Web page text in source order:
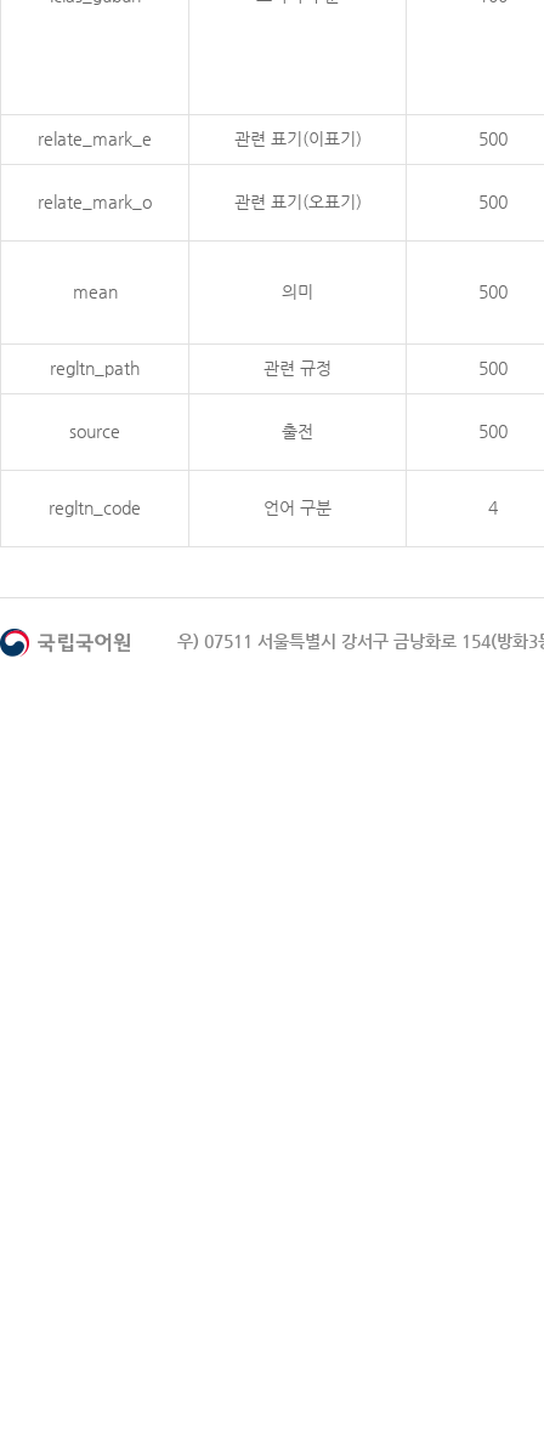
relate_mark_e 관련 표기(이표기) 500
relate_mark_o 관련 표기(오표기) 500
mean 의미 500
regltn_path 관련 규정 500
source 출전 500
regltn_code 언어 구분 4
우) 07511 서울특별시 강서구 금낭화로 154(방화3